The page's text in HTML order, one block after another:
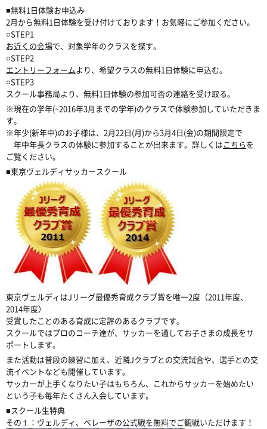
■無料1日体験お申込み
2月から無料1日体験を受け付けております！お気軽にご参加ください。
○STEP1
お近くの会場で、対象学年のクラスを探す。
○STEP2
エントリーフォームより、希望クラスの無料1日体験に申込む。
○STEP3
スクール事務局より、無料1日体験の参加可否の連絡を受け取る。
※現在の学年(~2016年3月までの学年)のクラスで体験参加していただきま
す。
※年少(新年中)のお子様は、2月22日(月)から3月4日(金)の期間限定で
年中年長クラスの体験に参加することが出来ます。詳しくはこちらを
ご覧ください。
■東京ヴェルディサッカースクール
東京ヴェルディはJリーグ最優秀育成クラブ賞を唯一2度（2011年度、
2014年度）
受賞したことのある育成に定評のあるクラブです。
スクールではプロのコーチ達が、サッカーを通してお子さまの成長をサ
ポートします。
また活動は普段の練習に加え、近隣Jクラブとの交流試合や、選手との交
流イベントなども開催しています。
サッカーが上手くなりたい子はもちろん、これからサッカーを始めたい
という子も毎年たくさん入会しています。
■スクール生特典
その１：ヴェルディ、ベレーザの公式戦を無料でご観戦いただけます！